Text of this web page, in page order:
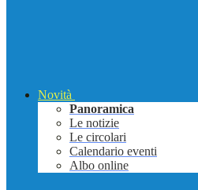
Novità
Panoramica
Le notizie
Le circolari
Calendario eventi
Albo online